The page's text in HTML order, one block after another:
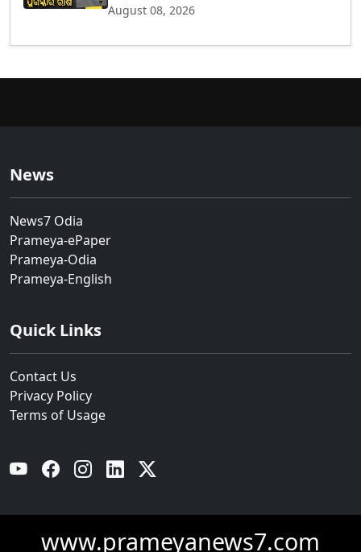
August 08, 2026
News
News7 Odia
Prameya-ePaper
Prameya-Odia
Prameya-English
Quick Links
Contact Us
Privacy Policy
Terms of Usage
YouTube Facebook Instagram Linkedin
www.prameyanews7.com